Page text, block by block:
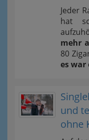
Jeder
hat
mehr
80
es war
und
ohne